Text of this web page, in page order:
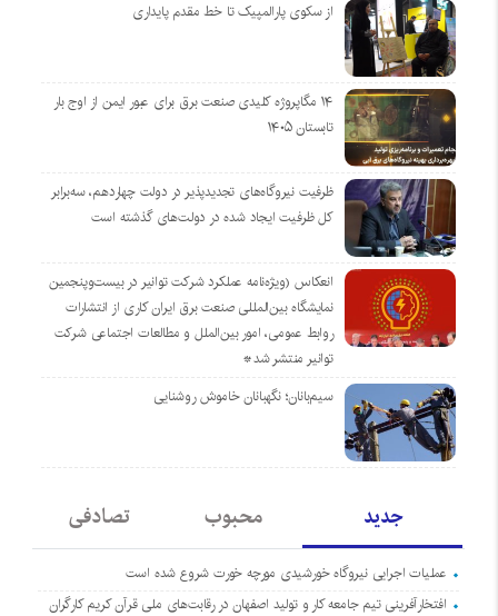
از سکوی پارالمپیک تا خط مقدم پایداری
۱۴ مگاپروژه‌ کلیدی صنعت برق برای عبور ایمن از اوج بار
تابستان ۱۴۰۵
ظرفیت نیروگاه‌های تجدیدپذیر در دولت چهاردهم، سه‌برابر
کل ظرفیت ایجاد شده در دولت‌های گذشته است
انعکاس (ویژه‌نامه عملکرد شرکت توانیر در بیست‌وپنجمین
نمایشگاه بین‌المللی صنعت برق ایران کاری از انتشارات
روابط عمومی، امور بین‌الملل و مطالعات اجتماعی شرکت
توانیر منتشر شد*
سیم‌بانان؛ نگهبانان خاموش روشنایی
جدید محبوب تصادفی
عملیات اجرایی نیروگاه خورشیدی مورچه خورت شروع شده است
افتخارآفرینی تیم جامعه کار و تولید اصفهان در رقابت‌های ملی قرآن کریم کارگران